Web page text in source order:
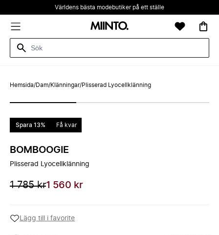
Världens bästa modebutiker på ett ställe
Hemsida/Dam/Klänningar/Plisserad Lyocellklänning
Spara 13% Få kvar
BOMBOOGIE
Plisserad Lyocellklänning
1 785 kr1 560 kr
Lägg till i favorite